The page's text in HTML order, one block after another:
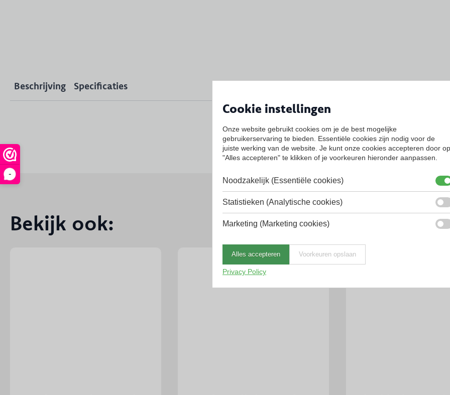
-
Beschrijving Specificaties
Bekijk ook:
Cookie instellingen
Onze website gebruikt cookies om je de best mogelijke
gebruikerservaring te bieden. Essentiële cookies zijn nodig voor de
juiste werking van de website. Je kunt onze cookies accepteren door op
"Alles accepteren" te klikken of je voorkeuren hieronder aanpassen.
Noodzakelijk (Essentiële cookies)
Statistieken (Analytische cookies)
Marketing (Marketing cookies)
Alles accepteren Voorkeuren opslaan
Privacy Policy